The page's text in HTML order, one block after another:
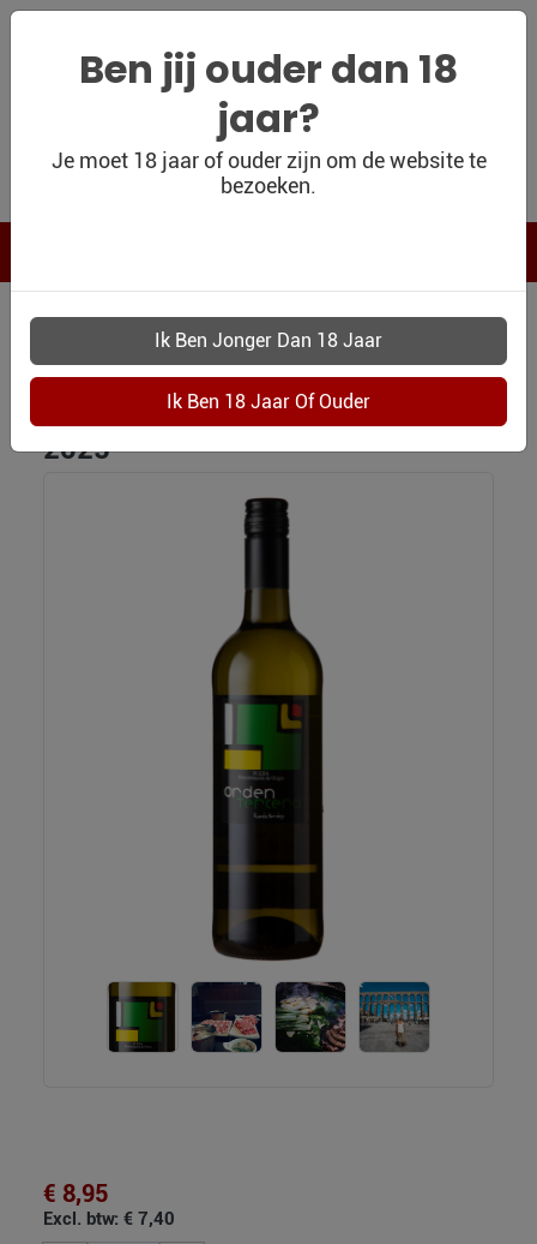
WIJNSHOP
WIJN BLOG
WIJN OUTLET
PERSOONLIJK-
WIJN-
KADOBON
Ben jij ouder dan 18
jaar?
Je moet 18 jaar of ouder zijn om de website te
bezoeken.
3923 ORDEN TERCERA RUEDA VERDEJO 2025
Orden Tercera Rueda Verdejo
2025
€ 8,95
Excl. btw: € 7,40